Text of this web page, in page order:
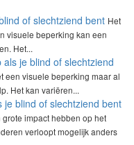
of slechtziend bent Het
visuele beperking kan een
Het...
je blind of slechtziend
een visuele beperking maar al
Het kan variëren...
blind of slechtziend bent
impact hebben op het
verloopt mogelijk anders